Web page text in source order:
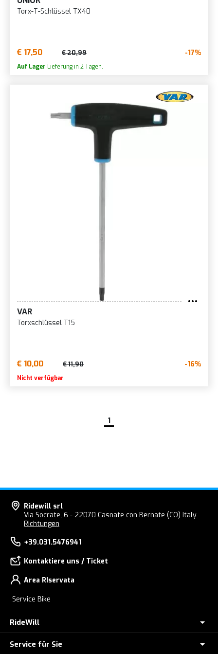
Torx-T-Schlüssel TX40
€ 17,50 € 20,99 -17%
Auf Lager Lieferung in 2 Tagen.
VAR
Torxschlüssel T15
€ 10,00 € 11,90 -16%
Nicht verfügbar
1
Ridewill srl
Via Socrate, 6 - 22070 Casnate con Bernate (CO) Italy
Richtungen
+39.031.5476941
Kontaktiere uns / Ticket
Area RIservata
Service Bike
RideWill
E-BIKE GESCHÄFT COMO
Service für Sie